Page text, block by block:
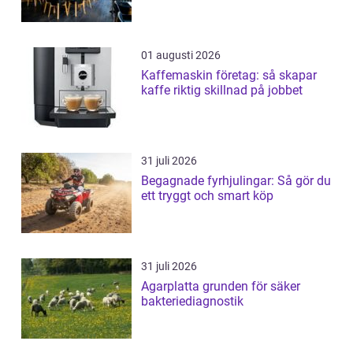
01 augusti 2026
Kaffemaskin företag: så skapar
kaffe riktig skillnad på jobbet
31 juli 2026
Begagnade fyrhjulingar: Så gör du
ett tryggt och smart köp
31 juli 2026
Agarplatta grunden för säker
bakteriediagnostik